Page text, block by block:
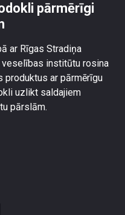
pārmērīgi
ar Rīgas Stradiņa
institūtu rosina
ar pārmērīgu
uzlikt saldajiem
pārslām.